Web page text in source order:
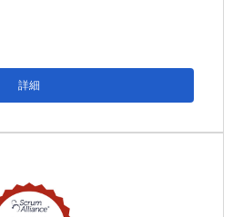
詳細